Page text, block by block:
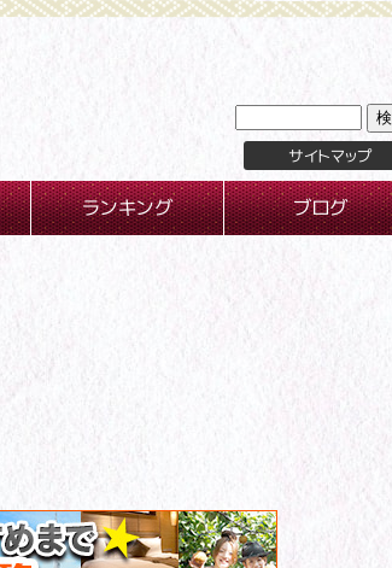
サイトマップ
ランキング ブログ